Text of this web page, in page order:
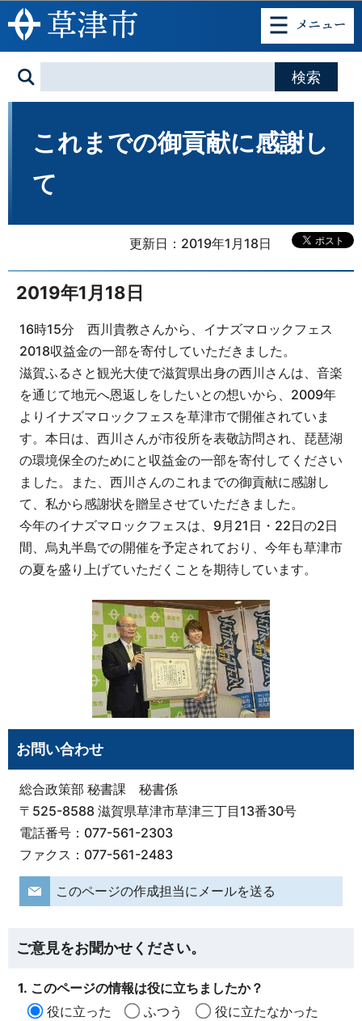
このページの本文へ移動
これまでの御貢献に感謝し
て
更新日：2019年1月18日
2019年1月18日
16時15分 西川貴教さんから、イナズマロックフェス
2018収益金の一部を寄付していただきました。
滋賀ふるさと観光大使で滋賀県出身の西川さんは、音楽
を通じて地元へ恩返しをしたいとの想いから、2009年
よりイナズマロックフェスを草津市で開催されていま
す。本日は、西川さんが市役所を表敬訪問され、琵琶湖
の環境保全のためにと収益金の一部を寄付してください
ました。また、西川さんのこれまでの御貢献に感謝し
て、私から感謝状を贈呈させていただきました。
今年のイナズマロックフェスは、9月21日・22日の2日
間、烏丸半島での開催を予定されており、今年も草津市
の夏を盛り上げていただくことを期待しています。
お問い合わせ
総合政策部 秘書課 秘書係
〒525-8588 滋賀県草津市草津三丁目13番30号
電話番号：077-561-2303
ファクス：077-561-2483
このページの作成担当にメールを送る
ご意見をお聞かせください。
1. このページの情報は役に立ちましたか？
役に立った
ふつう
役に立たなかった